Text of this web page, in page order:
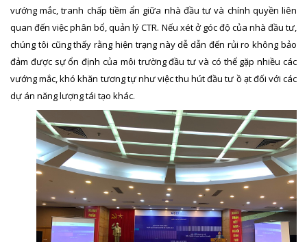
vướng mắc, tranh chấp tiềm ẩn giữa nhà đầu tư và chính quyền liên
quan đến việc phân bổ, quản lý CTR. Nếu xét ở góc độ của nhà đầu tư,
chúng tôi cũng thấy rằng hiện trạng này dễ dẫn đến rủi ro không bảo
đảm được sự ổn định của môi trường đầu tư và có thể gặp nhiều các
vướng mắc, khó khăn tương tự như việc thu hút đầu tư ồ ạt đối với các
dự án năng lượng tái tạo khác.